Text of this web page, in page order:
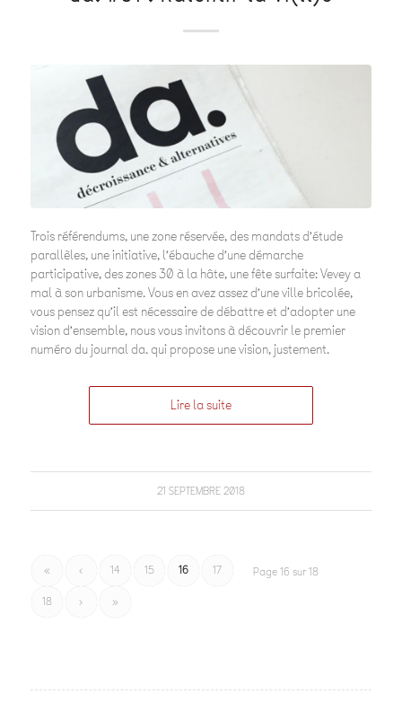
Trois référendums, une zone réservée, des mandats d’étude
parallèles, une initiative, l’ébauche d’une démarche
participative, des zones 30 à la hâte, une fête surfaite: Vevey a
mal à son urbanisme. Vous en avez assez d’une ville bricolée,
vous pensez qu’il est nécessaire de débattre et d’adopter une
vision d’ensemble, nous vous invitons à découvrir le premier
numéro du journal da. qui propose une vision, justement.
Lire la suite
21 SEPTEMBRE 2018
Page 16 sur 18
« ‹ 14 15 16 17
18 › »